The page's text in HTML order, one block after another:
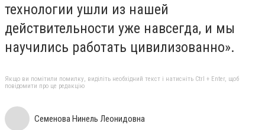
технологии ушли из нашей
действительности уже навсегда, и мы
научились работать цивилизованно».
Якщо ви помітили помилку, виділіть необхідний текст і натисніть Ctrl + Enter, щоб
повідомити про це редакцію
Семенова Нинель Леонидовна